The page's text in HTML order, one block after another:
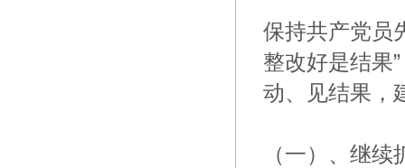
保持共产党员
整改好是结果
动、见结果，
（一）、继